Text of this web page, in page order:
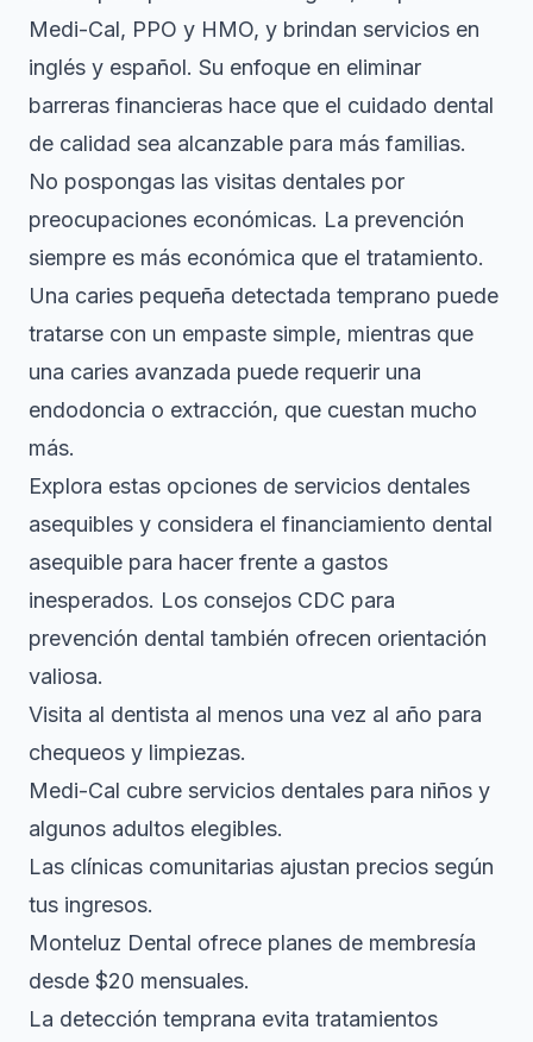
Medi-Cal, PPO y HMO, y brindan servicios en
inglés y español. Su enfoque en eliminar
barreras financieras hace que el cuidado dental
de calidad sea alcanzable para más familias.
No pospongas las visitas dentales por
preocupaciones económicas. La prevención
siempre es más económica que el tratamiento.
Una caries pequeña detectada temprano puede
tratarse con un empaste simple, mientras que
una caries avanzada puede requerir una
endodoncia o extracción, que cuestan mucho
más.
Explora estas opciones de servicios dentales
asequibles y considera el financiamiento dental
asequible para hacer frente a gastos
inesperados. Los consejos CDC para
prevención dental también ofrecen orientación
valiosa.
Visita al dentista al menos una vez al año para
chequeos y limpiezas.
Medi-Cal cubre servicios dentales para niños y
algunos adultos elegibles.
Las clínicas comunitarias ajustan precios según
tus ingresos.
Monteluz Dental ofrece planes de membresía
desde $20 mensuales.
La detección temprana evita tratamientos